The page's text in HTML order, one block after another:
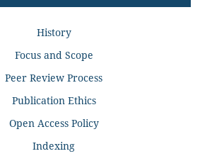
History
Focus and Scope
Peer Review Process
Publication Ethics
Open Access Policy
Indexing